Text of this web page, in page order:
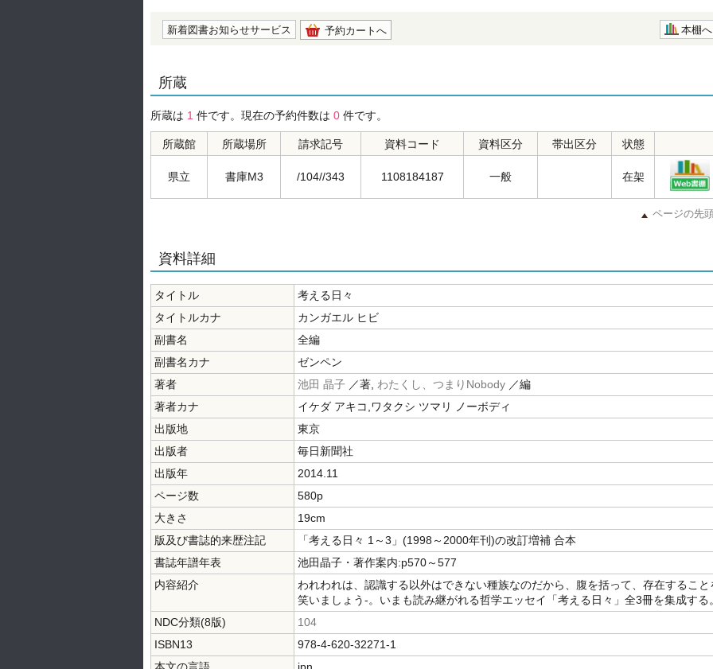
新着図書お知らせサービス 予約カートへ 本棚へ
所蔵
所蔵は 1 件です。現在の予約件数は 0 件です。
所蔵館 所蔵場所 請求記号 資料コード 資料区分 帯出区分 状態
県立 書庫M3 /104//343 1108184187 一般 在架
ページの先
資料詳細
タイトル
考える日々
タイトルカナ
カンガエル ヒビ
副書名
全編
副書名カナ
ゼンペン
著者
池田 晶子 ／著, わたくし、つまりNobody ／編
著者カナ
イケダ アキコ,ワタクシ ツマリ ノーボディ
出版地
東京
出版者
毎日新聞社
出版年
2014.11
ページ数
580p
大きさ
19cm
版及び書誌的来歴注記
「考える日々 1～3」(1998～2000年刊)の改訂増補 合本
書誌年譜年表
池田晶子・著作案内:p570～577
内容紹介
われわれは、認識する以外はできない種族なのだから、腹を括って、存在すること
笑いましょう-。いまも読み継がれる哲学エッセイ「考える日々」全3冊を集成する
NDC分類(8版)
104
ISBN13
978-4-620-32271-1